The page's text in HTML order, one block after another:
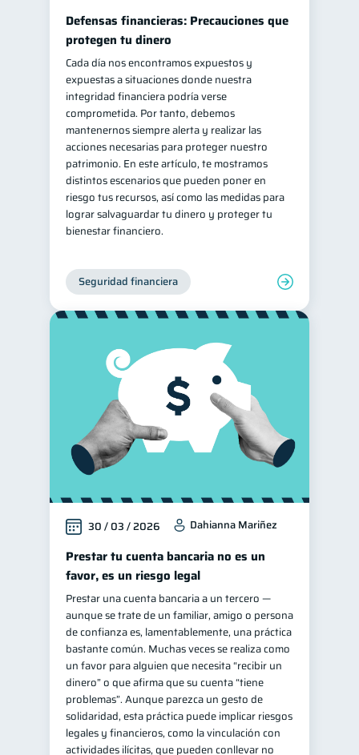
Defensas financieras: Precauciones que
protegen tu dinero
Cada día nos encontramos expuestos y
expuestas a situaciones donde nuestra
integridad financiera podría verse
comprometida. Por tanto, debemos
mantenernos siempre alerta y realizar las
acciones necesarias para proteger nuestro
patrimonio. En este artículo, te mostramos
distintos escenarios que pueden poner en
riesgo tus recursos, así como las medidas para
lograr salvaguardar tu dinero y proteger tu
bienestar financiero.
Seguridad financiera
30 / 03 / 2026 Dahianna Mariñez
Prestar tu cuenta bancaria no es un
favor, es un riesgo legal
Prestar una cuenta bancaria a un tercero —
aunque se trate de un familiar, amigo o persona
de confianza es, lamentablemente, una práctica
bastante común. Muchas veces se realiza como
un favor para alguien que necesita “recibir un
dinero” o que afirma que su cuenta “tiene
problemas”. Aunque parezca un gesto de
solidaridad, esta práctica puede implicar riesgos
legales y financieros, como la vinculación con
actividades ilícitas, que pueden conllevar no